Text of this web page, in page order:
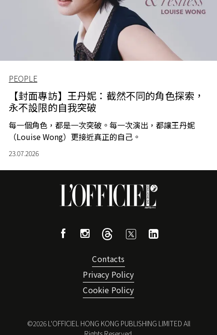
PEOPLE
【封面專訪】王丹妮：截然不同的角色探索，
永不設限的自我突破
每一個角色，都是一次突破。每一次演出，都讓王丹妮
（Louise Wong）更接近真正的自己。
23.07.2026
Contacts
Privacy Policy
Cookie Policy
©2026L'OFFICIEL HONG KONG PUBLISHING LIMITED All